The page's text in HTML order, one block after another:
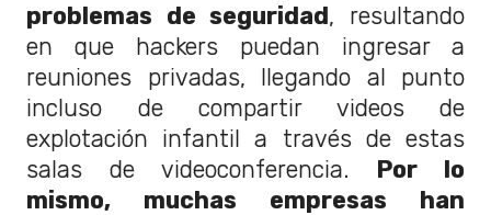
problemas de seguridad, resultando
en que hackers puedan ingresar a
reuniones privadas, llegando al punto
incluso de compartir videos de
explotación infantil a través de estas
salas de videoconferencia. Por lo
mismo, muchas empresas han